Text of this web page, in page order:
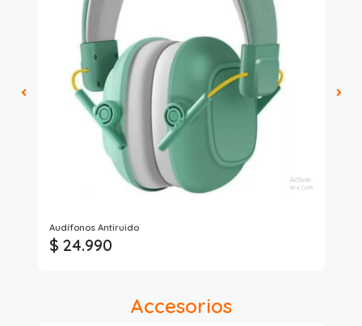
Audífonos Antiruido
$ 24.990
Accesorios